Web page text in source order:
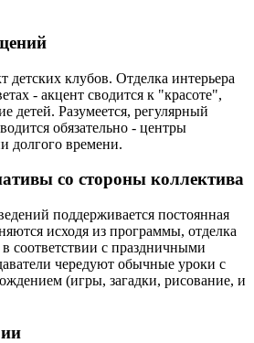
детских клубов. Отделка интерьера
- акцент сводится к "красоте",
детей. Разумеется, регулярный
обязательно - центры
долгого времени.
со стороны коллектива
поддерживается постоянная
исходя из программы, отделка
соответствии с праздничными
чередуют обычные уроки с
(игры, загадки, рисование, и